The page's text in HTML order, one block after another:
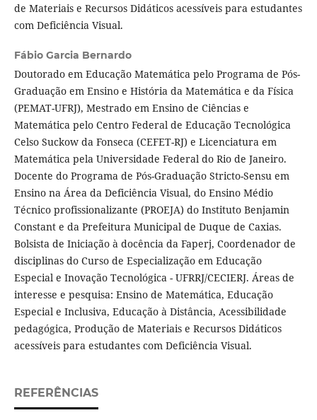
de Materiais e Recursos Didáticos acessíveis para estudantes
com Deficiência Visual.
Fábio Garcia Bernardo
Doutorado em Educação Matemática pelo Programa de Pós-
Graduação em Ensino e História da Matemática e da Física
(PEMAT-UFRJ), Mestrado em Ensino de Ciências e
Matemática pelo Centro Federal de Educação Tecnológica
Celso Suckow da Fonseca (CEFET-RJ) e Licenciatura em
Matemática pela Universidade Federal do Rio de Janeiro.
Docente do Programa de Pós-Graduação Stricto-Sensu em
Ensino na Área da Deficiência Visual, do Ensino Médio
Técnico profissionalizante (PROEJA) do Instituto Benjamin
Constant e da Prefeitura Municipal de Duque de Caxias.
Bolsista de Iniciação à docência da Faperj, Coordenador de
disciplinas do Curso de Especialização em Educação
Especial e Inovação Tecnológica - UFRRJ/CECIERJ. Áreas de
interesse e pesquisa: Ensino de Matemática, Educação
Especial e Inclusiva, Educação à Distância, Acessibilidade
pedagógica, Produção de Materiais e Recursos Didáticos
acessíveis para estudantes com Deficiência Visual.
REFERÊNCIAS